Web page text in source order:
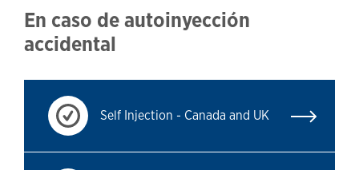
En caso de autoinyección
accidental
Self Injection - Canada and UK